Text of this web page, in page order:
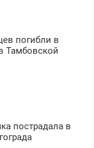
погибли в
Тамбовской
пострадала в